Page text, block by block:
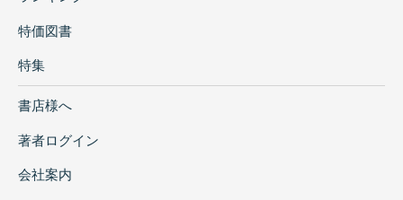
特価図書
特集
書店様へ
著者ログイン
会社案内